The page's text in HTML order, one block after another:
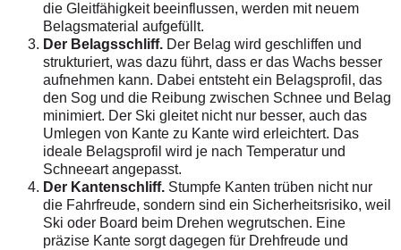
die Gleitfähigkeit beeinflussen, werden mit neuem
Belagsmaterial aufgefüllt.
Der Belagsschliff. Der Belag wird geschliffen und
strukturiert, was dazu führt, dass er das Wachs besser
aufnehmen kann. Dabei entsteht ein Belagsprofil, das
den Sog und die Reibung zwischen Schnee und Belag
minimiert. Der Ski gleitet nicht nur besser, auch das
Umlegen von Kante zu Kante wird erleichtert. Das
ideale Belagsprofil wird je nach Temperatur und
Schneeart angepasst.
Der Kantenschliff. Stumpfe Kanten trüben nicht nur
die Fahrfreude, sondern sind ein Sicherheitsrisiko, weil
Ski oder Board beim Drehen wegrutschen. Eine
präzise Kante sorgt dagegen für Drehfreude und